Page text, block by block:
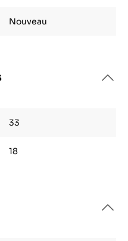
Nouveau
33
18